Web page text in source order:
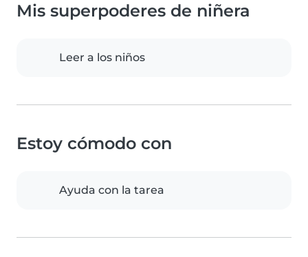
Mis superpoderes de niñera
Leer a los niños
Estoy cómodo con
Ayuda con la tarea